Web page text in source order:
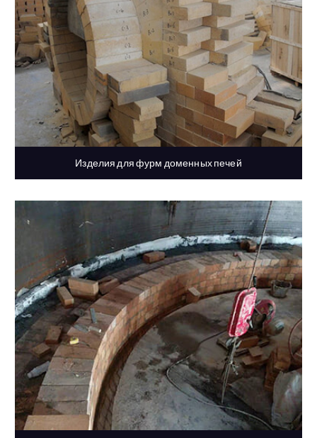
Изделия для фурм доменных печей